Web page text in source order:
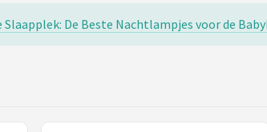
Slaapplek: De Beste Nachtlampjes voor de